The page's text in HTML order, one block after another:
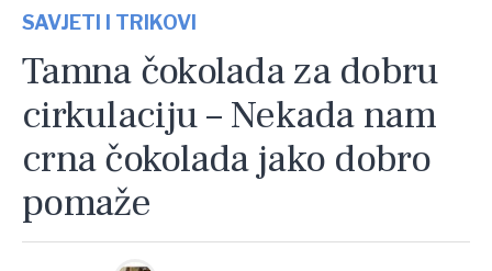
SAVJETI I TRIKOVI
Tamna čokolada za dobru
cirkulaciju – Nekada nam
crna čokolada jako dobro
pomaže